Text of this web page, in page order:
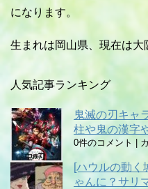
になります。
生まれは岡山県、現在は大
人気記事ランキング
鬼滅の刃キャ
柱や鬼の漢字
0件のコメント
[ハウルの動く
ゃんに？サリ